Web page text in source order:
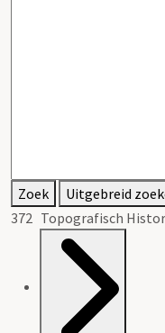
Zoek
Uitgebreid
372 Topografisch